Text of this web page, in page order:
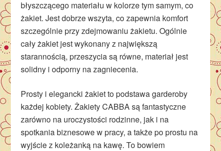
błyszczącego materiału w kolorze tym samym, co
żakiet. Jest dobrze wszyta, co zapewnia komfort
szczególnie przy zdejmowaniu żakietu. Ogólnie
cały żakiet jest wykonany z największą
starannością, przeszycia są równe, materiał jest
solidny i odporny na zagniecenia.
Prosty i elegancki żakiet to podstawa garderoby
każdej kobiety. Żakiety CABBA są fantastyczne
zarówno na uroczystości rodzinne, jak i na
spotkania biznesowe w pracy, a także po prostu na
wyjście z koleżanką na kawę. To bowiem